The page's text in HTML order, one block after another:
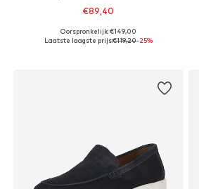
€89,40
+7
Beschikbaar in vele maten
Oorspronkelijk: €149,00
Laatste laagste prijs:€119,20-25%